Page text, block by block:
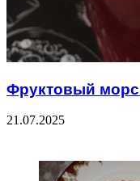
Фруктовый
21.07.2025